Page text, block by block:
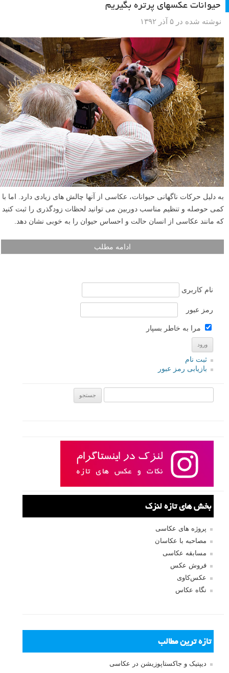
حیوانات عکسهای پرتره بگیریم
نوشته شده در ۵ آذر ۱۳۹۲
به دلیل حرکات ناگهانی حیوانات، عکاسی از آنها چالش های زیادی دارد. اما با
کمی حوصله و تنظیم مناسب دوربین می توانید لحظات زودگذری را ثبت کنید
که مانند عکاسی از انسان حالت و احساس حیوان را به خوبی نشان دهد.
ادامه مطلب
نام کاربری
رمز عبور
مرا به خاطر بسپار
ثبت نام
بازیابی رمز عبور
بخش های تازه لنزک
پروژه های عکاسی
مصاحبه با عکاسان
مسابقه عکاسی
فروش عکس
عکس‌کاوی
نگاه عکاس
تازه ترین مطالب
دیپتیک و جاکستا‌پوزیشن در عکاسی